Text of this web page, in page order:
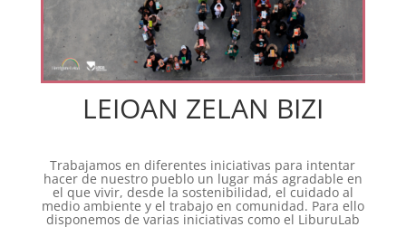
LEIOAN ZELAN BIZI
Trabajamos en diferentes iniciativas para intentar
hacer de nuestro pueblo un lugar más agradable en
el que vivir, desde la sostenibilidad, el cuidado al
medio ambiente y el trabajo en comunidad. Para ello
disponemos de varias iniciativas como el LiburuLab